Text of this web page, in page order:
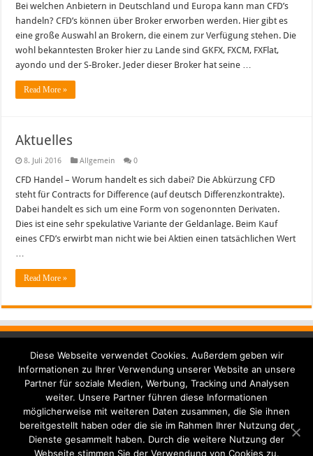
Bei welchen Anbietern in Deutschland und Europa kann man CFD’s
handeln? CFD’s können über Broker erworben werden. Hier gibt es
eine große Auswahl an Brokern, die einem zur Verfügung stehen. Die
wohl bekanntesten Broker hier zu Lande sind GKFX, FXCM, FXFlat,
ayondo und der S-Broker. Jeder dieser Broker hat seine …
Read More »
Aktuelles
8. Juli 2016 Allgemein 0
CFD Handel – Worum handelt es sich dabei? Die Abkürzung CFD
steht für Contracts for Difference (auf deutsch Differenzkontrakte).
Dabei handelt es sich um eine Form von sogenonnten Derivaten.
Dies ist eine sehr spekulative Variante der Geldanlage. Beim Kauf
eines CFD’s erwirbt man nicht wie bei Aktien einen tatsächlichen Wert
…
Read More »
Seiten
Datenschutzerklärung
Impressum
Diese Webseite verwendet Cookies. Außerdem geben wir
Informationen zu Ihrer Verwendung unserer Website an unsere
Partner für soziale Medien, Werbung, Tracking und Analysen
weiter. Unsere Partner führen diese Informationen
möglicherweise mit weiteren Daten zusammen, die Sie ihnen
bereitgestellt haben oder die sie im Rahmen Ihrer Nutzung der
Dienste gesammelt haben. Durch die weitere Nutzung der
Webseite stimmen Sie der Verwendung von Cookies zu.